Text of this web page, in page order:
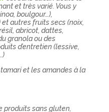
et très varié. Vous y
boulgour…),
autres fruits secs (noix,
abricot, dattes,
granola ou des
d’entretien (lessive,
et les amandes à la
produits sans gluten,